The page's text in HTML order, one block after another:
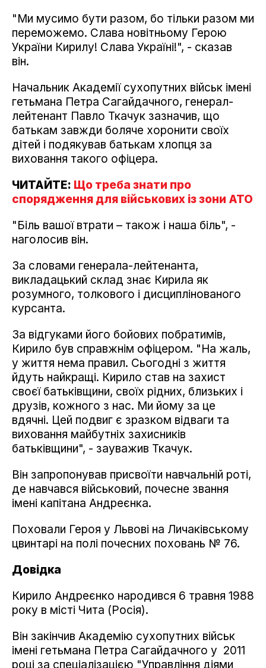
"Ми мусимо бути разом, бо тільки разом ми
переможемо. Слава новітньому Герою
України Кирилу! Слава Україні!", - сказав
він.
Начальник Академії сухопутних військ імені
гетьмана Петра Сагайдачного, генерал-
лейтенант Павло Ткачук зазначив, що
батькам завжди боляче хоронити своїх
дітей і подякував батькам хлопця за
виховання такого офіцера.
ЧИТАЙТЕ: Що треба знати про
спорядження для військових із зони АТО
"Біль вашої втрати – також і наша біль", -
наголосив він.
За словами генерала-лейтенанта,
викладацький склад знає Кирила як
розумного, толкового і дисциплінованого
курсанта.
За відгуками його бойових побратимів,
Кирило був справжнім офіцером. "На жаль,
у життя нема правил. Сьогодні з життя
йдуть найкращі. Кирило став на захист
своєї батьківщини, своїх рідних, близьких і
друзів, кожного з нас. Ми йому за це
вдячні. Цей подвиг є зразком відваги та
виховання майбутніх захисників
батьківщини", - зауважив Ткачук.
Він запропонував присвоїти навчальній роті,
де навчався військовий, почесне звання
імені капітана Андреєнка.
Поховали Героя у Львові на Личаківському
цвинтарі на полі почесних поховань № 76.
Довідка
Кирило Андреєнко народився 6 травня 1988
року в місті Чита (Росія).
Він закінчив Академію сухопутних військ
імені гетьмана Петра Сагайдачного у 2011
році за спеціалізацією "Управління діями